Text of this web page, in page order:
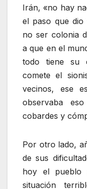
Irán, «no hay
el paso que dio
no ser colonia
a que en el
todo tiene su
comete el
vecinos, ese
observaba
cobardes y
Por otro lado,
de sus
hoy el pueblo
situación